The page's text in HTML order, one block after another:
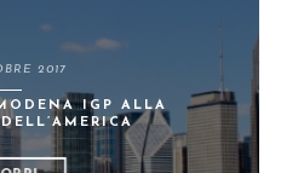
2017
IGP ALLA